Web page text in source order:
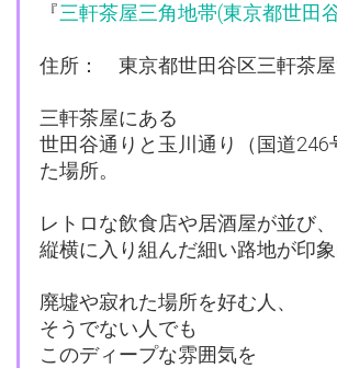
『三軒茶屋三角地帯(東京都世田
住所： 東京都世田谷区三軒茶
三軒茶屋にある
世田谷通りと玉川通り（国道246
た場所。
レトロな飲食店や居酒屋が並び、
縦横に入り組んだ細い路地が印象
廃墟や寂れた場所を好む人、
そうでない人でも
このディープな雰囲気を